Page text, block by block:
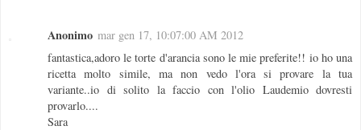
Anonimo mar gen 17, 10:07:00 AM 2012
fantastica,adoro le torte d'arancia sono le mie preferite!! io ho una
ricetta molto simile, ma non vedo l'ora si provare la tua
variante..io di solito la faccio con l'olio Laudemio dovresti
provarlo....
Sara